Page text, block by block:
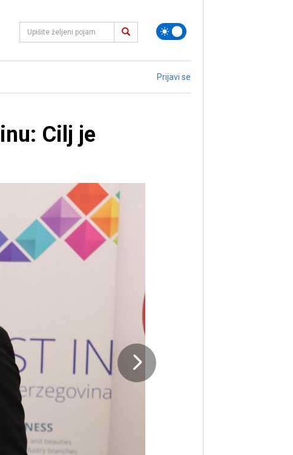
Prijavi se
Cilj je